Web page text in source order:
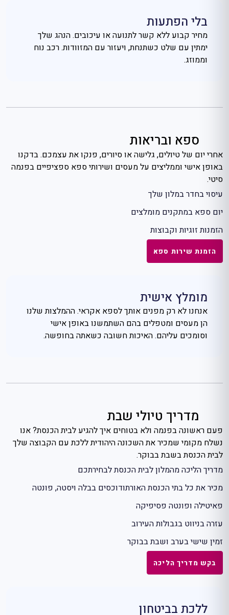
בלי הפתעות
מחיר קבוע ללא קשר לתנועה או עיכובים. הנהג שלך
ימתין עם שלט כשתנחת, ויעזור עם המזוודות. רכב נוח
וממוזג.
ספא ובריאות
אחרי יום של טיולים, גלישה או סיורים, פנקו את עצמכם. בדקנו
באופן אישי וממליצים על מעסים ושירותי ספא ספציפיים בפנמה
סיטי.
עיסוי בחדר במלון שלך
יום ספא במתקנים מומלצים
הזמנות זוגיות וקבוצות
הזמנת שירות ספא
מומלץ אישית
אנחנו לא רק מפנים אותך לספא אקראי. ההמלצות שלנו
הן מעסים ומטפלים בהם השתמשנו באופן אישי
וסומכים עליהם. האיכות חשובה כשאתה בחופשה.
מדריך טיולי שבת
פעם ראשונה בפנמה ולא בטוחים איך להגיע לבית הכנסת? אנו
נשלח מקומי שמכיר את השכונה היהודית ללכת עם הקבוצה שלך
לבית הכנסת בשבת בבוקר.
מדריך הליכה מהמלון לבית הכנסת לבחירתכם
מכיר את כל בתי הכנסת האורתודוכסים בבלה ויסטה, פונטה
פאיטילה ופונטה פסיפיקה
עזרה בניווט בגבולות העירוב
זמין שישי בערב ושבת בבוקר
בקש מדריך הליכה
ללכת בביטחון